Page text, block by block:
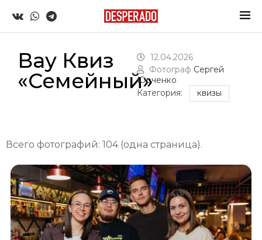
Вау Квиз
«Семейный»
12.04.2026
Фотограф Сергей
Юрченко
Категория:
КВИЗЫ
Всего фотографий: 104 (одна страница).